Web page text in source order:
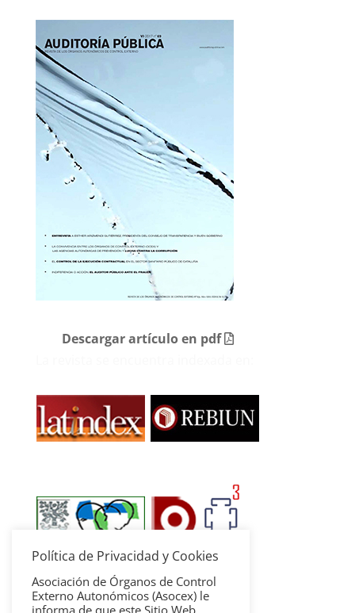
Descargar artículo en pdf
Política de Privacidad y Cookies
Asociación de Órganos de Control
Externo Autonómicos (Asocex) le
informa de que este Sitio Web